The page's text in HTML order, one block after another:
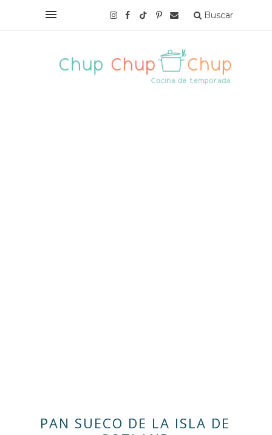
Buscar
PAN SUECO DE LA ISLA DE